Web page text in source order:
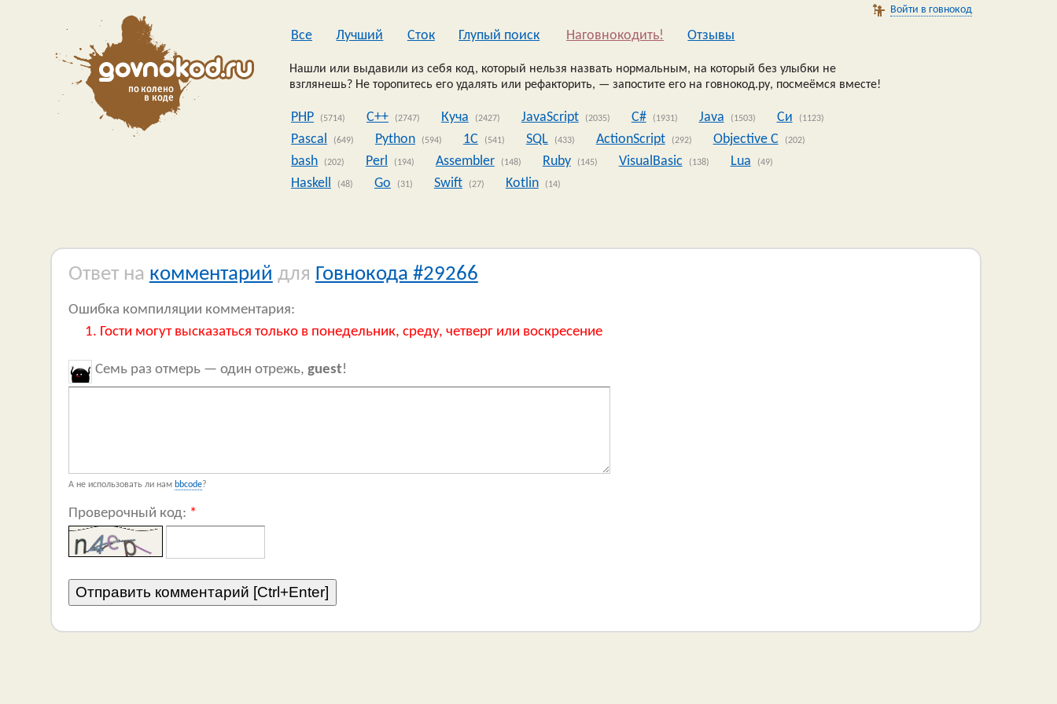
Войти в говнокод
Все Лучший Сток Глупый поиск Наговнокодить! Oтзывы
Нашли или выдавили из себя код, который нельзя назвать нормальным, на который без улыбки не
взглянешь? Не торопитесь его удалять или рефакторить, — запостите его на говнокод.ру, посмеёмся вместе!
PHP (5714) C++ (2747) Куча (2427) JavaScript (2035) C# (1931) Java (1503) Си (1123)
Pascal (649) Python (594) 1C (541) SQL (433) ActionScript (292) Objective C (202)
bash (202) Perl (194) Assembler (148) Ruby (145) VisualBasic (138) Lua (49)
Haskell (48) Go (31) Swift (27) Kotlin (14)
Ответ на комментарий для Говнокода #29266
Ошибка компиляции комментария:
Гости могут высказаться только в понедельник, среду, четверг или воскресение
Семь раз отмерь — один отрежь, guest!
А не использовать ли нам bbcode?
Проверочный код: *